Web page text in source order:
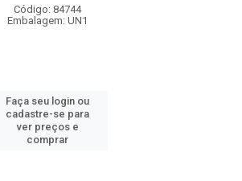
Código: 84744
Embalagem: UN1
Faça seu login ou
cadastre-se para
ver preços e
comprar